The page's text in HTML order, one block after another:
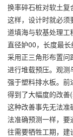
换率碎石桩对软土复
这样，设计时就必须
道填海与软基处理工
直径妒00，长度最
采用正三角形布置
进行堆载预压。观
强于塑料排水板。前
得到了大幅度的改
这种改善事先无法
法准确预测一样，
往需要牺牲工期，